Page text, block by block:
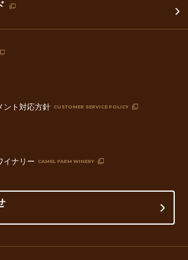
ント対応方針 CUSTOMER SERVICE POLICY
イナリー CAMEL FARM WINERY